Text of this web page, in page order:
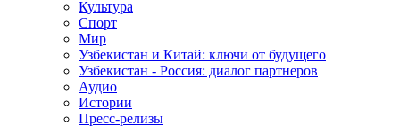
Культура
Спорт
Мир
Узбекистан и Китай: ключи от будущего
Узбекистан - Россия: диалог партнеров
Аудио
Истории
Пресс-релизы